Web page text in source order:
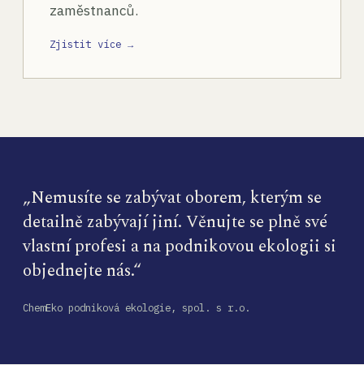
zaměstnanců.
Zjistit více →
„Nemusíte se zabývat oborem, kterým se
detailně zabývají jiní. Věnujte se plně své
vlastní profesi a na podnikovou ekologii si
objednejte nás.“
ChemEko podniková ekologie, spol. s r.o.